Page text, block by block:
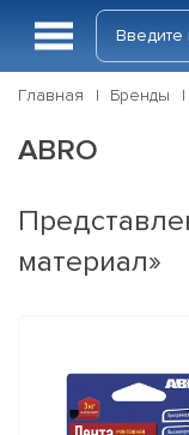
Главная Бренды
ABRO
материал»